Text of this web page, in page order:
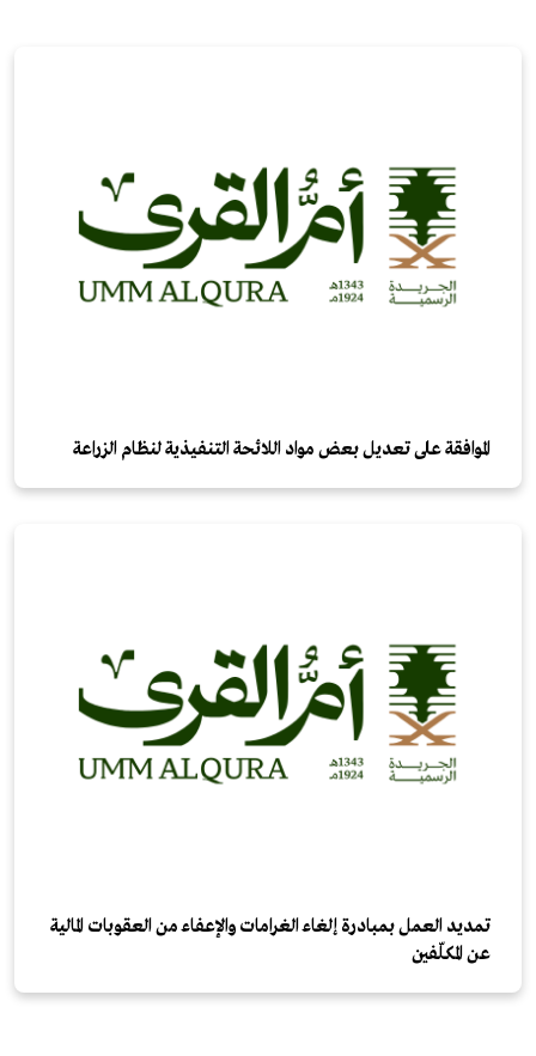
الموافقة على تعديل بعض مواد اللائحة التنفيذية لنظام الزراعة
تمديد العمل بمبادرة إلغاء الغرامات والإعفاء من العقوبات المالية
عن المكلّفين